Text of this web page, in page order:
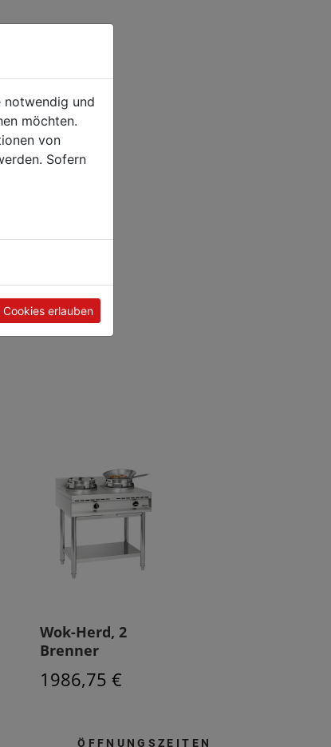
Wok-Herd, 2
Brenner
1986,75 €
ÖFFNUNGSZEITEN
notwendig und
möchten.
von
Sofern
Cookies erlauben